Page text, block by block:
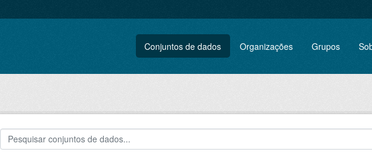
Conjuntos de dados Organizações Grupos